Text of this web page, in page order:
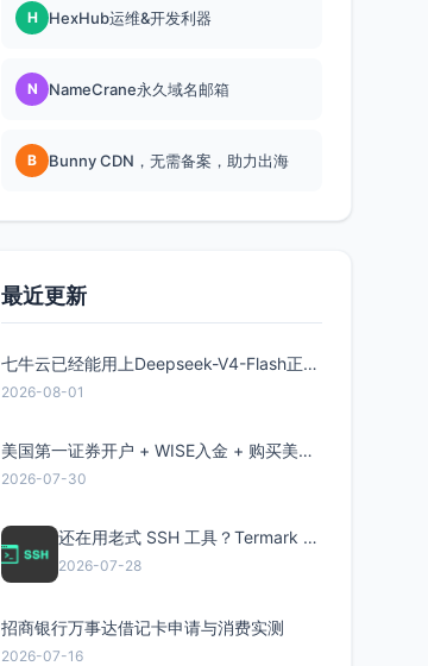
H HexHub运维&开发利器
N NameCrane永久域名邮箱
B Bunny CDN，无需备案，助力出海
最近更新
七牛云已经能用上Deepseek-V4-Flash正式版了，点此领取300万Token
2026-08-01
美国第一证券开户 + WISE入金 + 购买美股全流程分享
2026-07-30
还在用老式 SSH 工具？Termark 新一代跨平台智能SSH客户端了解一下
2026-07-28
招商银行万事达借记卡申请与消费实测
2026-07-16